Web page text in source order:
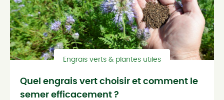
Engrais verts & plantes utiles
Quel engrais vert choisir et comment le
semer efficacement ?